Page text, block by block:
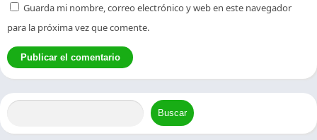
Guarda mi nombre, correo electrónico y web en este navegador
para la próxima vez que comente.
Buscar